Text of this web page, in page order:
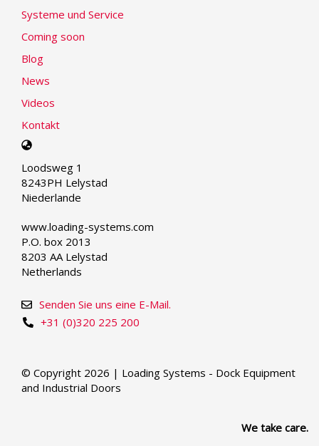
Systeme und Service
Coming soon
Blog
News
Videos
Kontakt
Select
language
Loodsweg 1
8243PH Lelystad
Niederlande
www.loading-systems.com
P.O. box 2013
8203 AA Lelystad
Netherlands
+31 (0)320 225 200
Senden Sie uns eine E-Mail.
© Copyright 2026 | Loading Systems - Dock Equipment
and Industrial Doors
We take care.